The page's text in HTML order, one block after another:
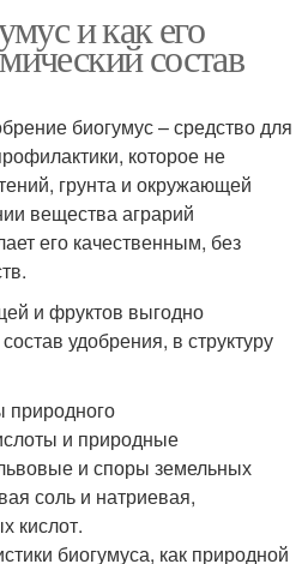
и как его
состав
биогумус – средство для
которое не
грунта и окружающей
вещества аграрий
его качественным, без
и фруктов выгодно
удобрения, в структуру
и природные
и споры земельных
соль и натриевая,
кислот.
биогумуса, как природной